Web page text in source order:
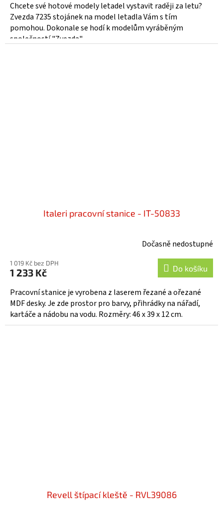
Chcete své hotové modely letadel vystavit raději za letu?
Zvezda 7235 stojánek na model letadla Vám s tím
pomohou. Dokonale se hodí k modelům vyráběným
společností "Zvezda"...
Italeri pracovní stanice - IT-50833
Dočasně nedostupné
1 019 Kč bez DPH
1 233 Kč Do košíku
Pracovní stanice je vyrobena z laserem řezané a ořezané
MDF desky. Je zde prostor pro barvy, přihrádky na nářadí,
kartáče a nádobu na vodu. Rozměry: 46 x 39 x 12 cm.
Revell štípací kleště - RVL39086